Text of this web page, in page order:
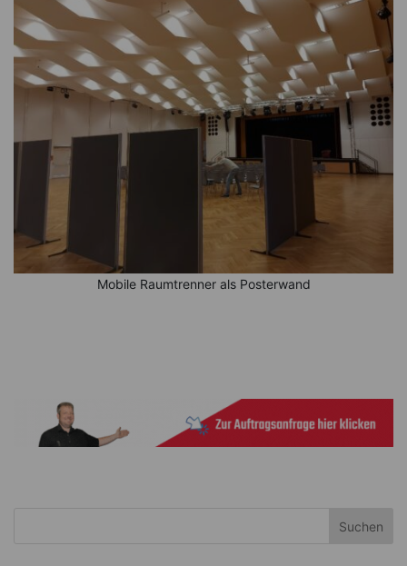
Mobile Raumtrenner als Posterwand
Suchen